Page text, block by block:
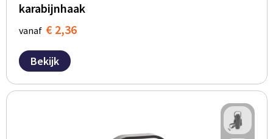
karabijnhaak
vanaf € 2,36
Bekijk